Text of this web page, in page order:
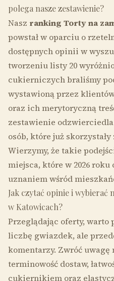
polega nasze zestawienie?
Nasz ranking Torty na
powstał w oparciu o
dostępnych opinii w
tworzeniu listy 20
cukierniczych braliśmy
wystawioną przez
oraz ich merytoryczną
zestawienie
osób, które już
Wierzymy, że takie
miejsca, które w 2026
uznaniem wśród
Jak czytać opinie i wybierać
w Katowicach?
Przeglądając oferty, warto
liczbę gwiazdek, ale
komentarzy. Zwróć
terminowość dostaw,
cukiernikiem oraz